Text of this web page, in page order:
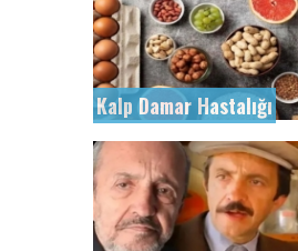
Kalp Damar Hastalığı